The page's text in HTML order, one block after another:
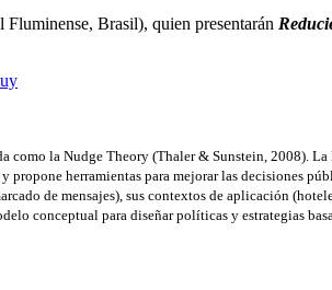
Fluminense, Brasil), quien presentarán
la Nudge Theory (Thaler & Sunstein, 2008).
herramientas para mejorar las decisiones
de mensajes), sus contextos de aplicación
conceptual para diseñar políticas y estrategias